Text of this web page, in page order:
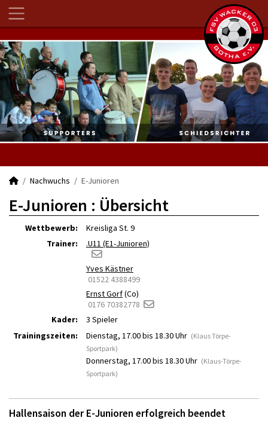
Nachwuchs E-Junioren
E-Junioren : Übersicht
Wettbewerb:
Kreisliga St. 9
Trainer:
.U11 (E1-Junioren)
Yves Kästner
01522 4388499
Ernst Gorf(Co)
0176 70382778
Kader:
3 Spieler
Trainingszeiten:
Dienstag, 17.00 bis 18.30 Uhr (Klaus Törpe-
Sportpark)
Donnerstag, 17.00 bis 18.30 Uhr (Klaus-Törpe-
Sportpark)
Hallensaison der E-Junioren erfolgreich beendet